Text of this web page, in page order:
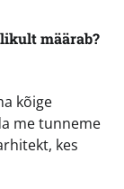
määrab?
kõige
me tunneme
kes